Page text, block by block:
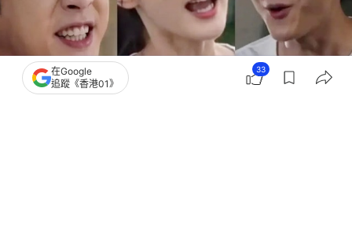
撰文：中天新聞網
在Google
追蹤《香港01》
33